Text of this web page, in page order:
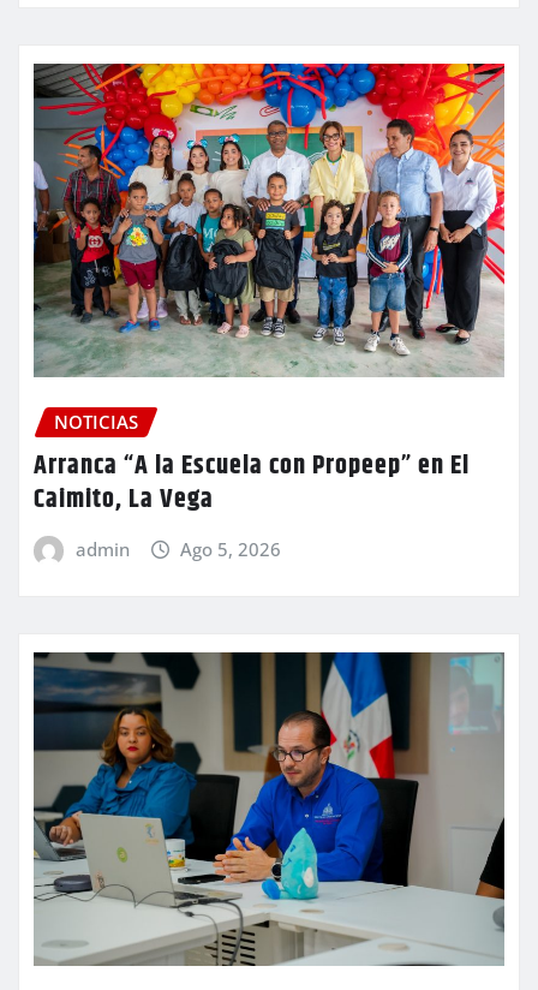
NOTICIAS
Arranca “A la Escuela con Propeep” en El
Caimito, La Vega
admin Ago 5, 2026